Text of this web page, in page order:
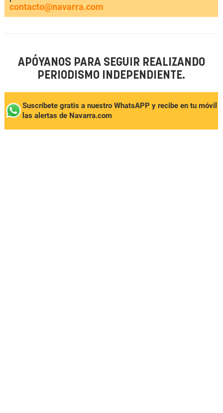
contacto@navarra.com
APÓYANOS PARA SEGUIR REALIZANDO
PERIODISMO INDEPENDIENTE.
Suscríbete gratis a nuestro WhatsAPP y recibe en tu móvil
las alertas de Navarra.com